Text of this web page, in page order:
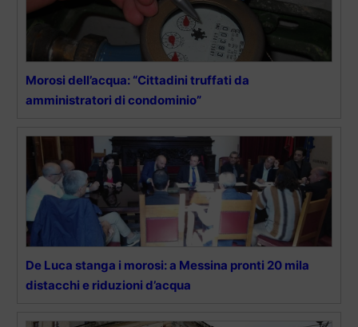
Morosi dell’acqua: “Cittadini truffati da
amministratori di condominio”
De Luca stanga i morosi: a Messina pronti 20 mila
distacchi e riduzioni d’acqua